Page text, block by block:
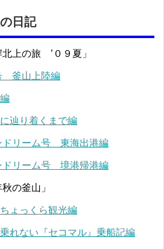
日記
上の旅 ’０９夏」
釜山上陸編
辿り着くまで編
ドリーム号 東海出港編
ドリーム号 境港帰港編
の釜山」
ょっくら観光編
れない『セコマル』乗船記編